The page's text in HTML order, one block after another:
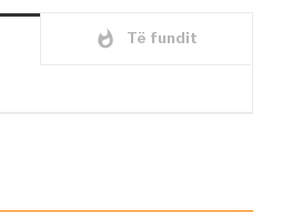
whatshot Të fundit